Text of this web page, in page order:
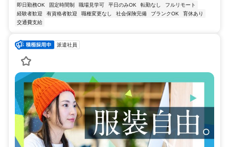
即日勤務OK
固定時間制 職場見学可 平日のみOK 転勤なし
フルリモート
経験者歓迎
有資格者歓迎 職種変更なし 社会保険完備 ブランクOK
育休あり
交通費支給
派遣社員